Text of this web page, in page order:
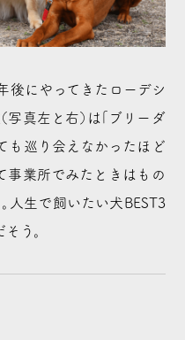
後にやってきたローデシ
写真左と右）は「ブリーダ
も巡り会えなかったほど
事業所でみたときはもの
人生で飼いたい犬BEST3
う。